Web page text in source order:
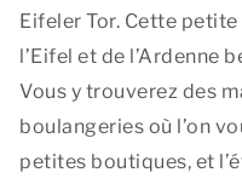
Eifeler Tor. Cette
l’Eifel et de l’Ardenne
Vous y trouverez des
boulangeries où l’on
petites boutiques, et